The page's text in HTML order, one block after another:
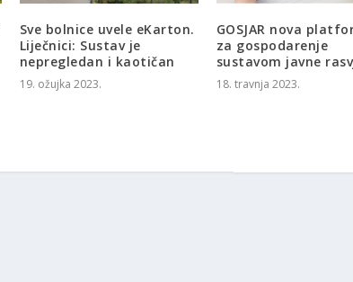
Sve bolnice uvele eKarton.
Liječnici: Sustav je
nepregledan i kaotičan
19. ožujka 2023.
GOSJAR nova
za gospodarenje
sustavom javne
18. travnja 2023.